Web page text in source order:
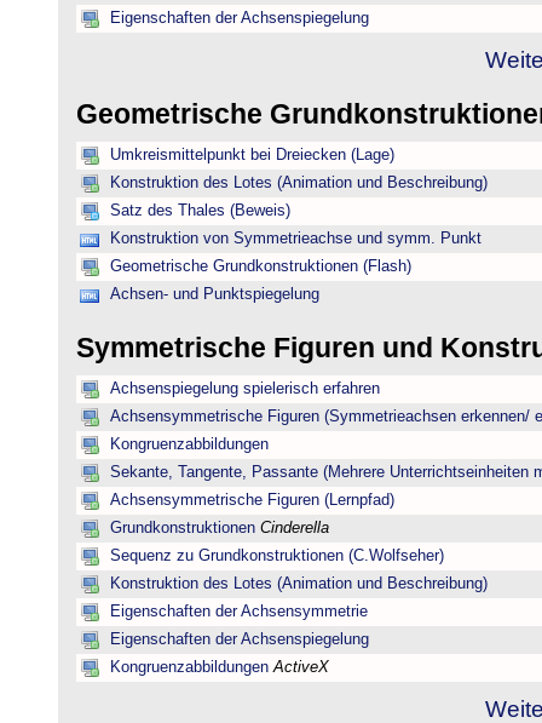
Eigenschaften der Achsenspiegelung
Geometrische
Umkreismittelpunkt bei Dreiecken (Lage)
Konstruktion des Lotes (Animation und Beschreibung)
Satz des Thales (Beweis)
Konstruktion von Symmetrieachse und symm. Punkt
Geometrische Grundkonstruktionen (Flash)
Achsen- und Punktspiegelung
Symmetrische Figuren und
Achsenspiegelung spielerisch erfahren
Achsensymmetrische Figuren (Symmetrieachsen erkennen/
Kongruenzabbildungen
Sekante, Tangente, Passante (Mehrere Unterrichtseinheiten
Achsensymmetrische Figuren (Lernpfad)
Grundkonstruktionen Cinderella
Sequenz zu Grundkonstruktionen (C.Wolfseher)
Konstruktion des Lotes (Animation und Beschreibung)
Eigenschaften der Achsensymmetrie
Eigenschaften der Achsenspiegelung
Kongruenzabbildungen ActiveX